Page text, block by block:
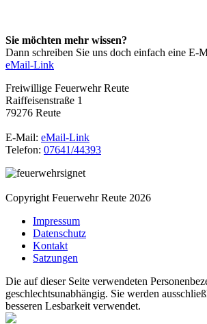
Sie möchten mehr wissen?
Dann schreiben Sie uns doch einfach eine E-
eMail-Link
Freiwillige Feuerwehr Reute
Raiffeisenstraße 1
79276 Reute
E-Mail: eMail-Link
Telefon: 07641/44393
Copyright Feuerwehr Reute 2026
Impressum
Datenschutz
Kontakt
Satzungen
Die auf dieser Seite verwendeten
geschlechtsunabhängig. Sie werden
besseren Lesbarkeit verwendet.